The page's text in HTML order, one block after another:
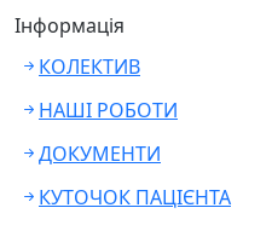
Інформація
КОЛЕКТИВ
НАШІ РОБОТИ
ДОКУМЕНТИ
КУТОЧОК ПАЦІЄНТА